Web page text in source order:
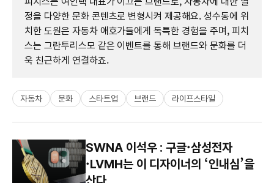
정을 다양한 문화 콘텐츠로 변형시켜 제공해요. 성수동에 위
치한 도원은 자동차 애호가들에게 독특한 경험을 주며, 피치
스는 그란투리스모 같은 이벤트를 통해 브랜드와 문화를 더
욱 친근하게 연결하죠.
자동차 문화 스타트업 브랜드 라이프스타일
SWNA 이석우 : 구글·삼성전자
·LVMH는 이 디자이너의 ‘인내심’을